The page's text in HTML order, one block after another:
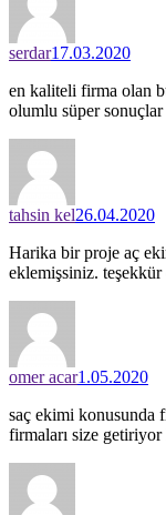
serdar17.03.2020
en kaliteli firma olan
olumlu süper sonuçlar
tahsin kel26.04.2020
Harika bir proje aç
eklemişsiniz. teşekkür
omer acar1.05.2020
saç ekimi konusunda
firmaları size getiriyor